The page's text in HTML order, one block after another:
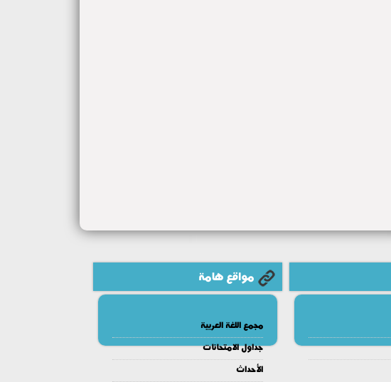
مواقع هامة
مجمع اللغة العربية
جداول الامتحانات
الأحداث